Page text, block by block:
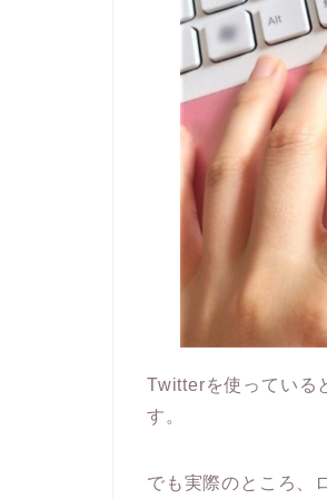
Twitterを使っている
す。
でも実際のところ、